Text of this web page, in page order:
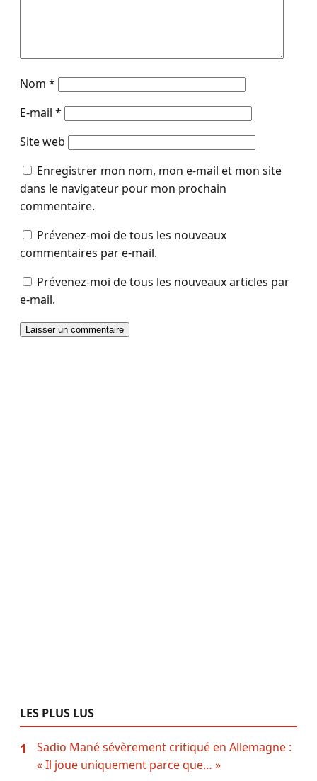
Nom *
E-mail *
Site web
Enregistrer mon nom, mon e-mail et mon site
dans le navigateur pour mon prochain
commentaire.
Prévenez-moi de tous les nouveaux
commentaires par e-mail.
Prévenez-moi de tous les nouveaux articles par
e-mail.
LES PLUS LUS
1
Sadio Mané sévèrement critiqué en Allemagne :
« Il joue uniquement parce que… »